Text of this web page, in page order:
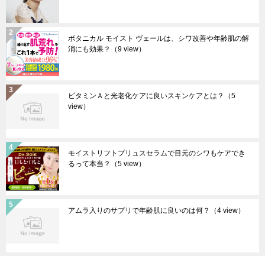
ボタニカル モイスト ヴェールは、シワ改善や年齢肌の解
消にも効果？
（9 view）
ビタミンＡと光老化ケアに良いスキンケアとは？
（5
view）
モイストリフトプリュスセラムで目元のシワもケアでき
るって本当？
（5 view）
アムラ入りのサプリで年齢肌に良いのは何？ （4 view）